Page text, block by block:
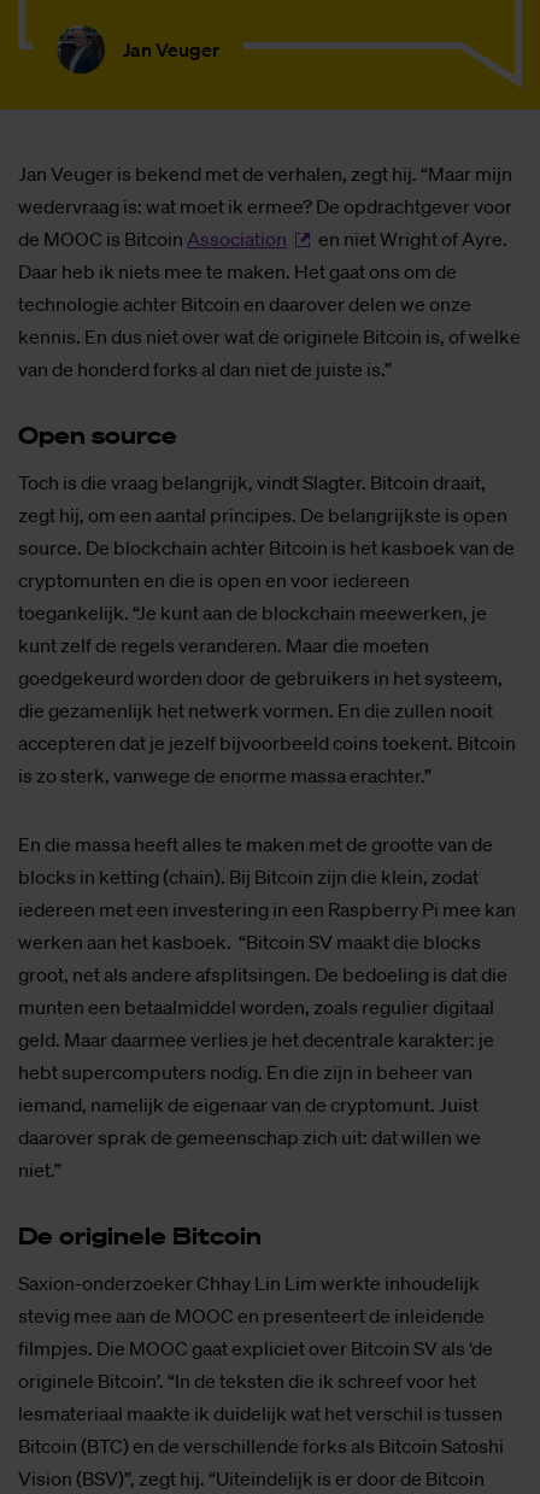
Jan Veuger
Jan Veuger is bekend met de verhalen, zegt hij. “Maar mijn
wedervraag is: wat moet ik ermee? De opdrachtgever voor
de MOOC is Bitcoin Association
en niet Wright of Ayre.
Daar heb ik niets mee te maken. Het gaat ons om de
technologie achter Bitcoin en daarover delen we onze
kennis. En dus niet over wat de originele Bitcoin is, of welke
van de honderd forks al dan niet de juiste is.”
Open sour­ce
Toch is die vraag belangrijk, vindt Slagter. Bitcoin draait,
zegt hij, om een aantal principes. De belangrijkste is open
source. De blockchain achter Bitcoin is het kasboek van de
cryptomunten en die is open en voor iedereen
toegankelijk. “Je kunt aan de blockchain meewerken, je
kunt zelf de regels veranderen. Maar die moeten
goedgekeurd worden door de gebruikers in het systeem,
die gezamenlijk het netwerk vormen. En die zullen nooit
accepteren dat je jezelf bijvoorbeeld coins toekent. Bitcoin
is zo sterk, vanwege de enorme massa erachter.”
En die massa heeft alles te maken met de grootte van de
blocks in ketting (chain). Bij Bitcoin zijn die klein, zodat
iedereen met een investering in een Raspberry Pi mee kan
werken aan het kasboek. “Bitcoin SV maakt die blocks
groot, net als andere afsplitsingen. De bedoeling is dat die
munten een betaalmiddel worden, zoals regulier digitaal
geld. Maar daarmee verlies je het decentrale karakter: je
hebt supercomputers nodig. En die zijn in beheer van
iemand, namelijk de eigenaar van de cryptomunt. Juist
daarover sprak de gemeenschap zich uit: dat willen we
niet.”
De ori­gi­ne­le Bit­coin
Saxion-onderzoeker Chhay Lin Lim werkte inhoudelijk
stevig mee aan de MOOC en presenteert de inleidende
filmpjes. Die MOOC gaat expliciet over Bitcoin SV als ‘de
originele Bitcoin’. “In de teksten die ik schreef voor het
lesmateriaal maakte ik duidelijk wat het verschil is tussen
Bitcoin (BTC) en de verschillende forks als Bitcoin Satoshi
Vision (BSV)”, zegt hij. “Uiteindelijk is er door de Bitcoin